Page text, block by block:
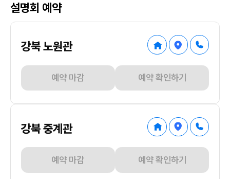
설명회 예약
강북 노원관
예약 마감 예약 확인하기
강북 중계관
예약 마감 예약 확인하기